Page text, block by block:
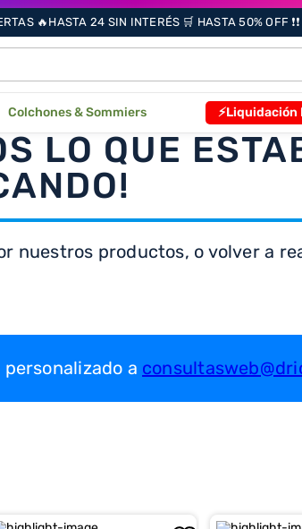
🔥HASTA 24 SIN INTERÉS 🛒 HASTA 50% OFF ❗❗
Colchones & Sommiers
LO QUE
nuestros productos, o volver a
a